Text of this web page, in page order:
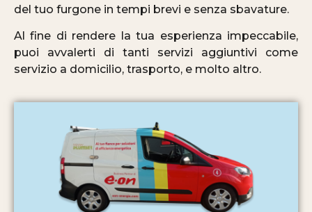
del tuo furgone in tempi brevi e senza sbavature.
Al fine di rendere la tua esperienza impeccabile,
puoi avvalerti di tanti servizi aggiuntivi come
servizio a domicilio, trasporto, e molto altro.